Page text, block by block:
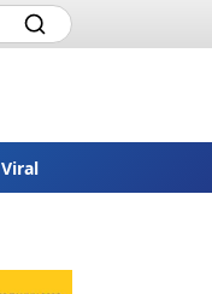
Viral